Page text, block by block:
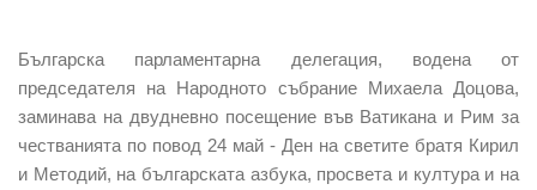
Българска парламентарна делегация, водена от
председателя на Народното събрание Михаела Доцова,
заминава на двудневно посещение във Ватикана и Рим за
честванията по повод 24 май - Ден на светите братя Кирил
и Методий, на българската азбука, просвета и култура и на